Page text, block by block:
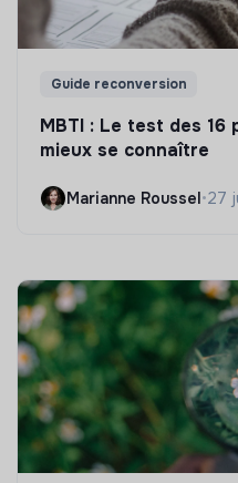
Guide reconversion
MBTI : Le test des 16
mieux se connaître
Marianne Roussel•27